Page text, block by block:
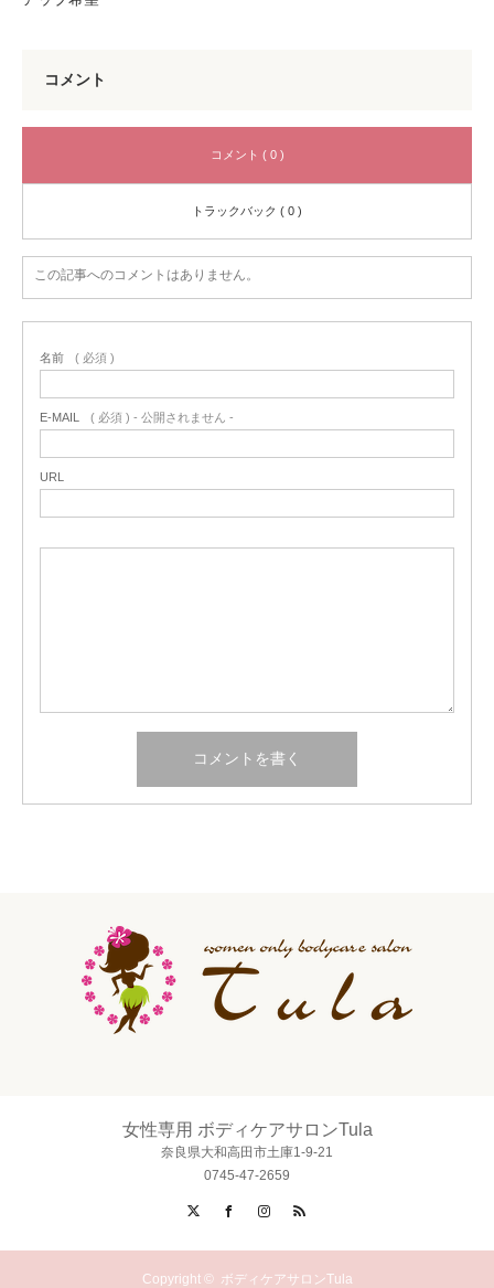
コメント
コメント ( 0 )
トラックバック ( 0 )
この記事へのコメントはありません。
名前 ( 必須 )
E-MAIL ( 必須 ) - 公開されません -
URL
女性専用 ボディケアサロンTula
奈良県大和高田市土庫1-9-21
0745-47-2659
FacebookInstagram
Copyright © ボディケアサロンTula